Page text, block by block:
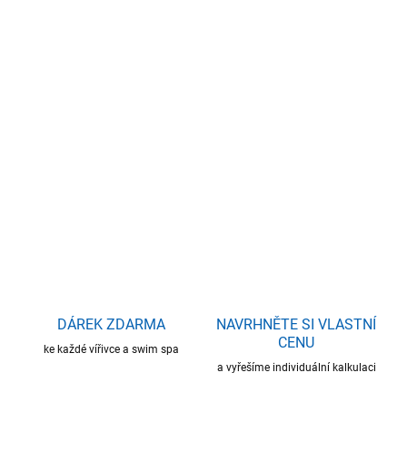
DÁREK ZDARMA
ke každé vířivce a swim spa
NAVRHNĚTE SI VLASTNÍ
CENU
a vyřešíme individuální kalkulaci